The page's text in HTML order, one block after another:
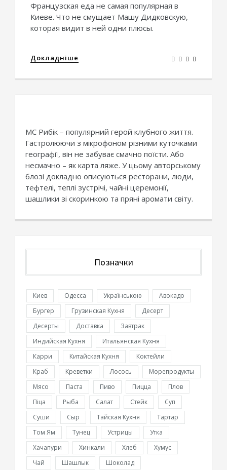
Французская еда не самая популярная в
Киеве. Что не смущает Машу Дидковскую,
которая видит в ней одни плюсы.
Докладніше
МС Рибік – популярний герой клубного життя.
Гастролюючи з мікрофоном різними куточками
географії, він не забуває смачно поїсти. Або
несмачно – як карта ляже. У цьому авторському
блозі докладно описуються ресторани, люди,
тефтелі, теплі зустрічі, чайні церемонії,
шашлики зі скоринкою та пряні аромати світу.
Позначки
Киев Одесса Українською
Авокадо
Бургер
Грузинская Кухня
Десерт
Десерты
Доставка
Завтрак
Индийская Кухня
Итальянская Кухня
Карри
Китайская Кухня
Коктейли
Краб
Креветки Лосось
Морепродукты
Мясо
Паста Пиво Пицца
Плов
Піца
Рыба Салат Стейк
Суп
Суши
Сыр Тайская Кухня
Тартар
Том Ям
Тунец Устрицы
Утка
Хачапури
Хинкали Хлеб
Хумус
Чай
Шашлык Шоколад